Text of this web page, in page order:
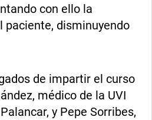
con ello la
paciente, disminuyendo
de impartir el curso
médico de la UVI
y Pepe Sorribes,